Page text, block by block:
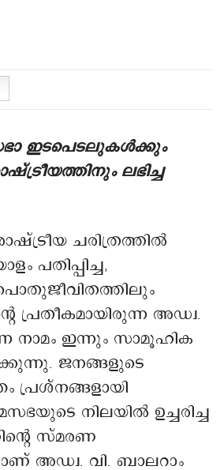
ഇടപെടലുകൾക്കും
ലഭിച്ച
ചരിത്രത്തിൽ
പതിപ്പിച്ച,
പ്രതീകമായിരുന്ന അഡ്വ.
നാമം ഇന്നും സാമൂഹിക
ജനങ്ങളുടെ
പ്രശ്നങ്ങളായി
നിലയിൽ ഉച്ചരിച്ച
സ്മരണ
അഡ്വ. വി. ബാലറാം